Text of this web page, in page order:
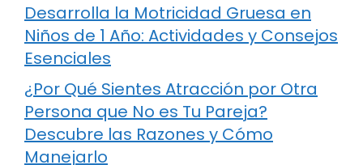
Desarrolla la Motricidad Gruesa en
Niños de 1 Año: Actividades y Consejos
Esenciales
¿Por Qué Sientes Atracción por Otra
Persona que No es Tu Pareja?
Descubre las Razones y Cómo
Manejarlo